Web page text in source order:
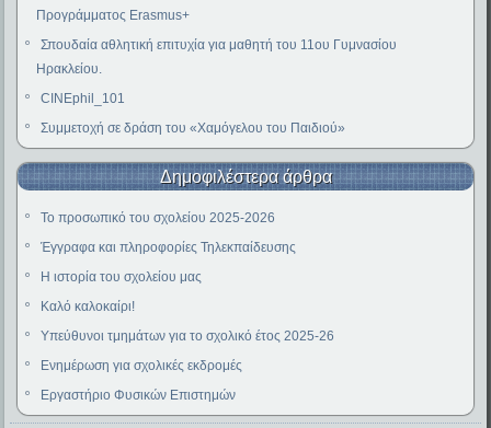
Προγράμματος Erasmus+
Σπουδαία αθλητική επιτυχία για μαθητή του 11ου Γυμνασίου
Ηρακλείου.
CINEphil_101
Συμμετοχή σε δράση του «Χαμόγελου του Παιδιού»
Δημοφιλέστερα άρθρα
Το προσωπικό του σχολείου 2025-2026
Έγγραφα και πληροφορίες Τηλεκπαίδευσης
Η ιστορία του σχολείου μας
Καλό καλοκαίρι!
Υπεύθυνοι τμημάτων για το σχολικό έτος 2025-26
Ενημέρωση για σχολικές εκδρομές
Εργαστήριο Φυσικών Επιστημών